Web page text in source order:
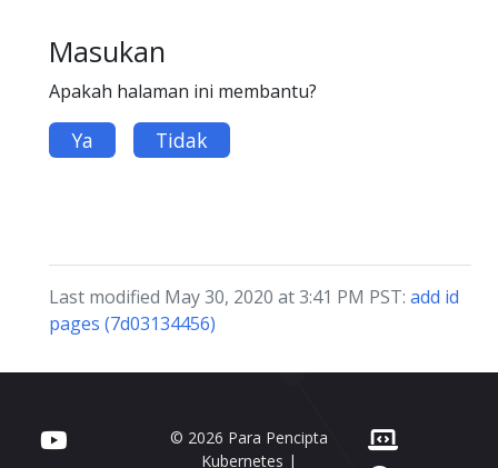
Masukan
Apakah halaman ini membantu?
Ya Tidak
Last modified May 30, 2020 at 3:41 PM PST: add id
pages (7d03134456)
© 2026 Para Pencipta
Kubernetes |